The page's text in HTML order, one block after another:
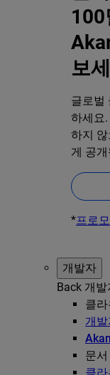
100
보
글로벌
하세요
하지
게 공
*프로
개발자
Back 개발
클
개
문